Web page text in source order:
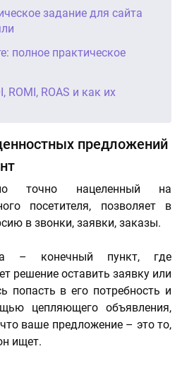
задание для сайта
полное практическое
ROMI, ROAS и как их
предложений
точно нацеленный на
посетителя, позволяет в
в звонки, заявки, заказы.
– конечный пункт, где
решение оставить заявку или
попасть в его потребность и
цепляющего объявления,
ваше предложение – это то,
ищет.